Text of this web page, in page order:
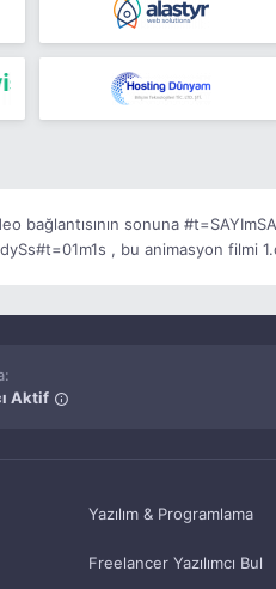
bağlantısının sonuna
, bu animasyon filmi
Aktif
Yazılım & Programlama
Freelancer Yazılımcı Bul